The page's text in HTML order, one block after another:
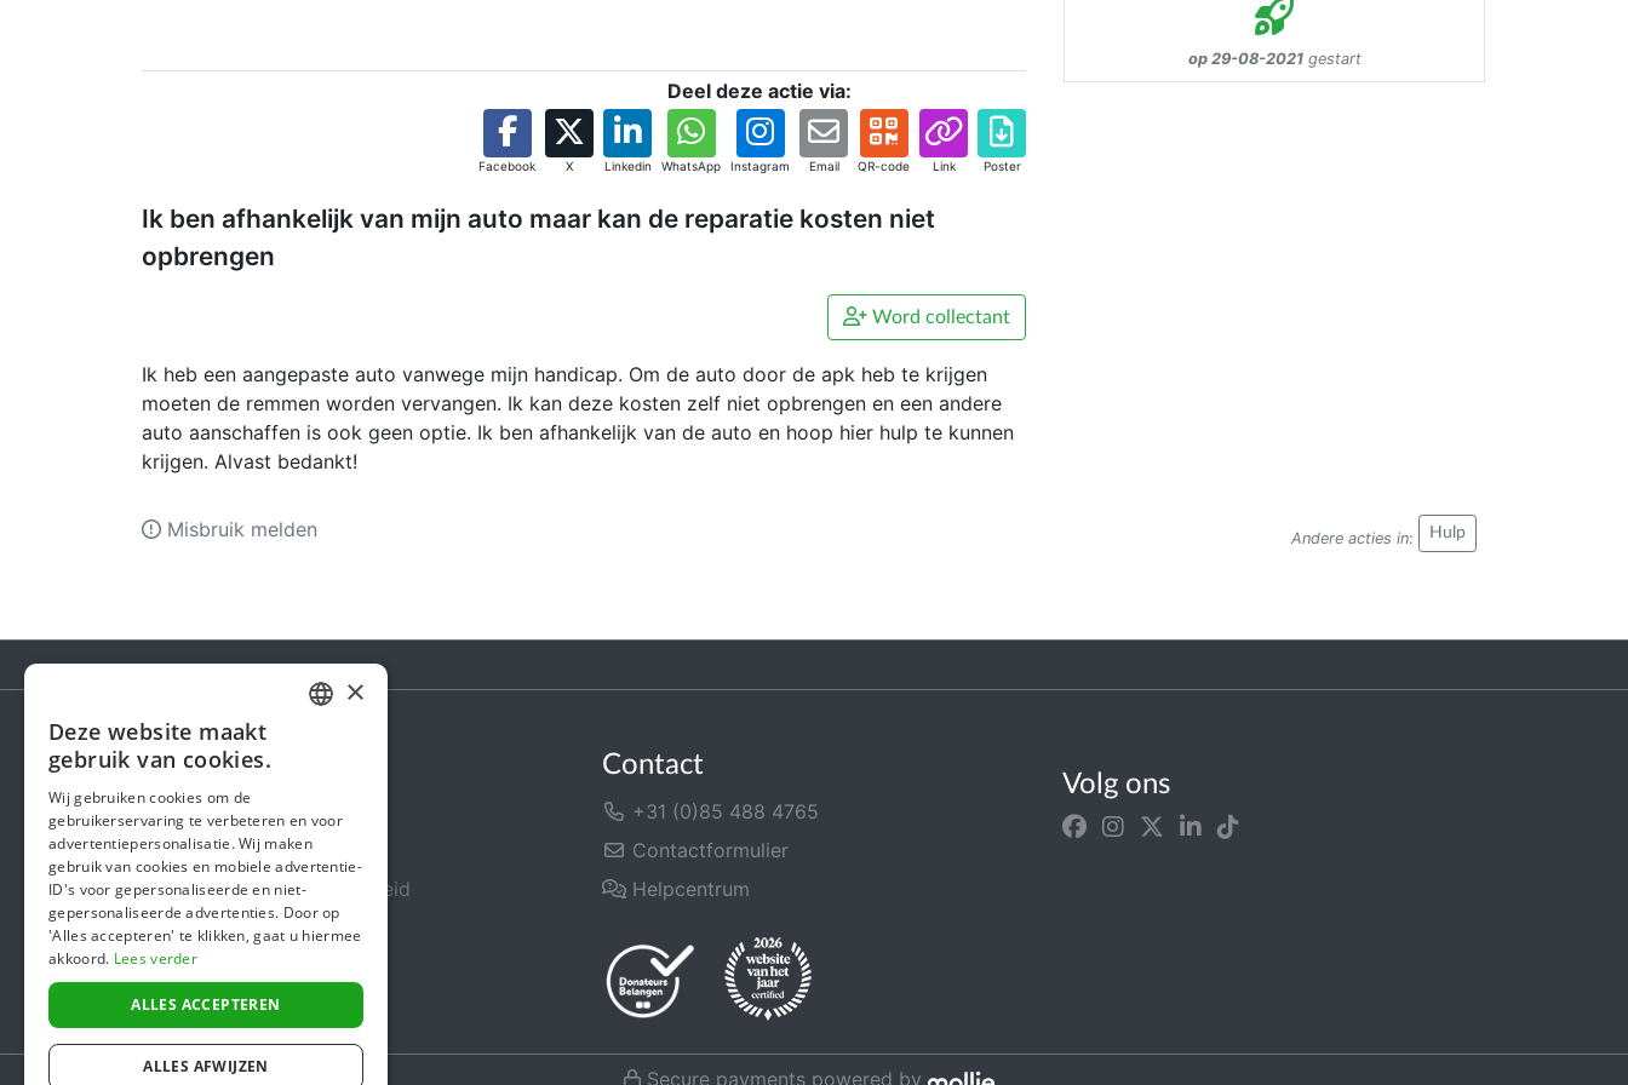
Deel deze actie via:
Facebook X Linkedin WhatsApp Instagram Email QR-code Link Poster
Ik ben afhankelijk van mijn auto maar kan de reparatie kosten niet
opbrengen
Word collectant
Ik heb een aangepaste auto vanwege mijn handicap. Om de auto door de apk heb te krijgen
moeten de remmen worden vervangen. Ik kan deze kosten zelf niet opbrengen en een andere
auto aanschaffen is ook geen optie. Ik ben afhankelijk van de auto en hoop hier hulp te kunnen
krijgen. Alvast bedankt!
op 29-08-2021gestart
Andere acties in: Hulp
Misbruik melden
Steunactie
Over ons
In de media
Veiligheid & Betrouwbaarheid
Algemene voorwaarden
Privacybeleid
Cookiebeleid
Contact
+31 (0)85 488 4765
Contactformulier
Helpcentrum
Volg ons
Secure payments powered by
ENGLISH
×
Deze website maakt
gebruik van cookies.
Wij gebruiken cookies om de
gebruikerservaring te verbeteren en voor
advertentiepersonalisatie. Wij maken
gebruik van cookies en mobiele advertentie-
ID's voor gepersonaliseerde en niet-
gepersonaliseerde advertenties. Door op
'Alles accepteren' te klikken, gaat u hiermee
akkoord. Lees verder
ALLES ACCEPTEREN
ALLES AFWIJZEN